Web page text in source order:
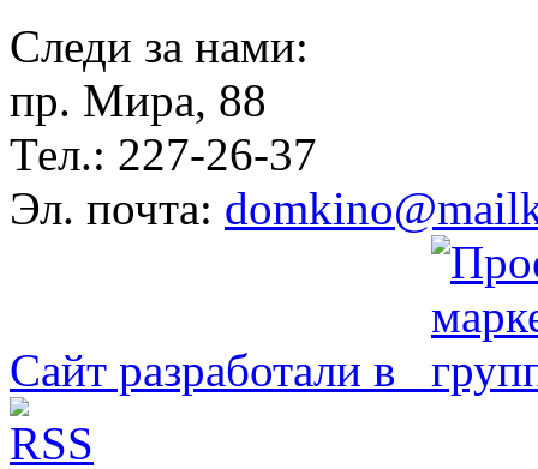
Следи за нами:
пр. Мира, 88
Тел.: 227-26-37
Эл. почта:
Сайт разработали в